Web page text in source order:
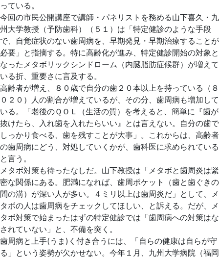
っている。
今回の市民公開講座で講師・パネリストを務める山下喜久・九
州大学教授（予防歯科）（５１）は「特定健診のような手段
で、自覚症状のない歯周病を、早期発見・早期治療することが
必要」と指摘する。特に高齢化が進み、特定健診開始の対象と
なったメタボリックシンドローム（内臓脂肪症候群）が増えて
いる折、重要さに言及する。
高齢者が増え、８０歳で自分の歯２０本以上を持っている（８
０２０）人の割合が増えているが、その分、歯周病も増加して
いる。「老後のＱＯＬ（生活の質）を考えると、簡単に『歯が
抜けたら、入れ歯を入れたらいい』とは言えない。自分の歯で
しっかり食べる、歯を残すことが大事」。これからは、高齢者
の歯周病にどう、対処していくかが、歯科医に求められている
と言う。
メタボ対策も待ったなしだ。山下教授は「メタボと歯周炎は緊
密な関係にある。肥満になれば、歯周ポケット（歯と歯ぐきの
間の溝）が深い人が多い。４ミリ以上は歯周炎だ」として、メ
タボの人は歯周病をチェックしてほしい、と訴える。だが、メ
タボ対策で始まったはずの特定健診では「歯周病への対策はな
されていない」と、不備を突く。
歯周病と上手(うま)く付き合うには、「自らの健康は自らが守
る」という姿勢が欠かせない。今年１月、九州大学病院（福岡